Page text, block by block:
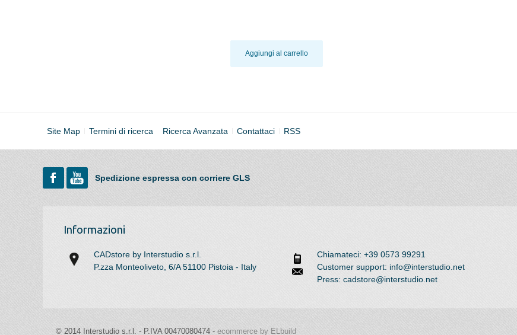
Aggiungi al carrello
Site Map Termini di ricerca Ricerca Avanzata Contattaci RSS
Spedizione espressa con corriere GLS
Informazioni
CADstore by Interstudio s.r.l.
P.zza Monteoliveto, 6/A 51100 Pistoia - Italy
Chiamateci: +39 0573 99291
Customer support: info@interstudio.net
Press: cadstore@interstudio.net
© 2014 Interstudio s.r.l. - P.IVA 00470080474 - ecommerce by ELbuild